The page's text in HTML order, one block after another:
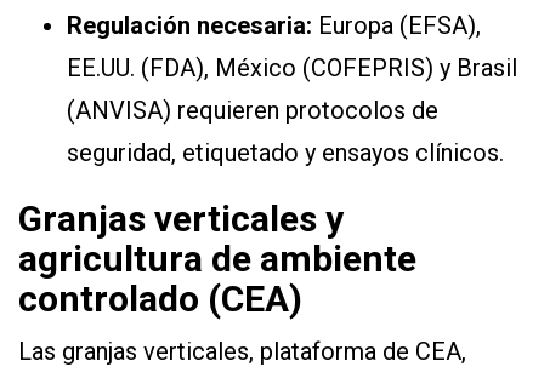
Regulación necesaria: Europa (EFSA),
EE.UU. (FDA), México (COFEPRIS) y Brasil
(ANVISA) requieren protocolos de
seguridad, etiquetado y ensayos clínicos.
Granjas verticales y
agricultura de ambiente
controlado (CEA)
Las granjas verticales, plataforma de CEA,